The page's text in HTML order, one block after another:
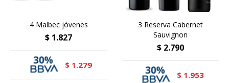
4 Malbec jóvenes
$ 1.827
$ 1.279
3 Reserva Cabernet
Sauvignon
$ 2.790
$ 1.953